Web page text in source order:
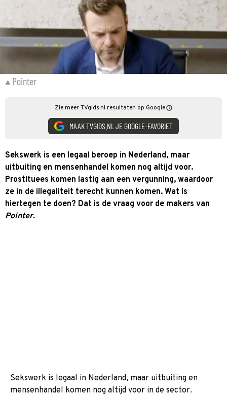
Pointer
Zie meer TVgids.nl resultaten op Google
MAAK TVGIDS.NL JE GOOGLE-FAVORIET
Sekswerk is een legaal beroep in Nederland, maar
uitbuiting en mensenhandel komen nog altijd voor.
Prostituees komen lastig aan een vergunning, waardoor
ze in de illegaliteit terecht kunnen komen. Wat is
hiertegen te doen? Dat is de vraag voor de makers van
Pointer.
Sekswerk is legaal in Nederland, maar uitbuiting en
mensenhandel komen nog altijd voor in de sector.